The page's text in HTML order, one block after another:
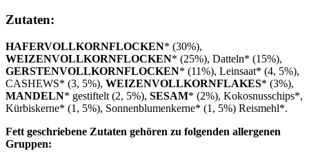
Zutaten:
HAFERVOLLKORNFLOCKEN* (30%),
WEIZENVOLLKORNFLOCKEN* (25%), Datteln* (15%),
GERSTENVOLLKORNFLOCKEN* (11%), Leinsaat* (4, 5%),
CASHEWS* (3, 5%), WEIZENVOLLKORNFLAKES* (3%),
MANDELN* gestiftelt (2, 5%), SESAM* (2%), Kokosnusschips*,
Kürbiskerne* (1, 5%), Sonnenblumenkerne* (1, 5%) Reismehl*.
Fett geschriebene Zutaten gehören zu folgenden allergenen
Gruppen: